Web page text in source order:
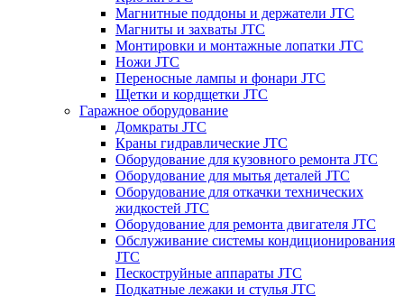
Магнитные поддоны и держатели JTC
Магниты и захваты JTC
Монтировки и монтажные лопатки JTC
Ножи JTC
Переносные лампы и фонари JTC
Щетки и кордщетки JTC
Гаражное оборудование
Домкраты JTC
Краны гидравлические JTC
Оборудование для кузовного ремонта JTC
Оборудование для мытья деталей JTC
Оборудование для откачки технических
жидкостей JTC
Оборудование для ремонта двигателя JTC
Обслуживание системы кондиционирования
JTC
Пескоструйные аппараты JTC
Подкатные лежаки и стулья JTC